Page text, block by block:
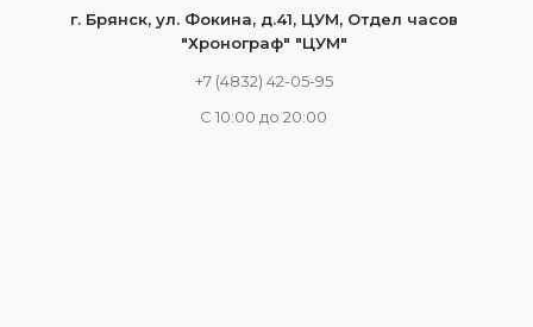
г. Брянск, ул. Фокина, д.41, ЦУМ, Отдел часов
"Хронограф" "ЦУМ"
+7 (4832) 42-05-95
С 10:00 до 20:00